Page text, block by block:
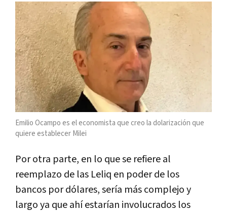
Emilio Ocampo es el economista que creo la dolarización que
quiere establecer Milei
Por otra parte, en lo que se refiere al
reemplazo de las Leliq en poder de los
bancos por dólares, sería más complejo y
largo ya que ahí estarían involucrados los